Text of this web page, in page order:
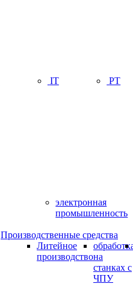
IT PT
электронная
промышленность
Производственные средства
Литейное
производствона
станках с
ЧПУ